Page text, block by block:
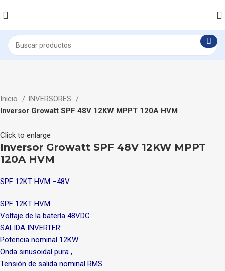
Inicio
INVERSORES
Inversor Growatt SPF 48V 12KW MPPT 120A HVM
Click to enlarge
Inversor Growatt SPF 48V 12KW MPPT
120A HVM
SPF 12KT HVM –48V
SPF 12KT HVM
Voltaje de la batería 48VDC
SALIDA INVERTER:
Potencia nominal 12KW
Onda sinusoidal pura ,
Tensión de salida nominal RMS